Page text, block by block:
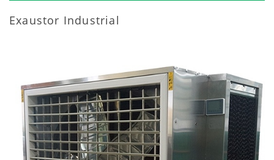
Exaustor Industrial